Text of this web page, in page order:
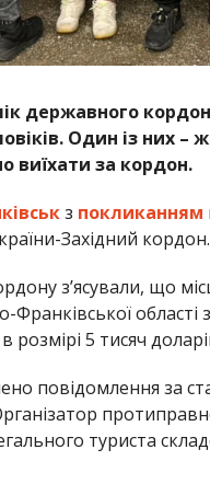
державного
Один із них
виїхати за кордон.
з покликанням
Західний кордон.
з’ясували, що
області
розмірі 5 тисяч
повідомлення за
туриста